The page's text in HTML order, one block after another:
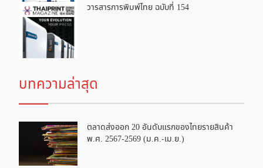
วารสารการพิมพ์ไทย ฉบับที่ 154
บทความล่าสุด
ตลาดส่งออก 20 อันดับแรกของไทยรายสินค้า
พ.ศ. 2567-2569 (ม.ค.-เม.ย.)